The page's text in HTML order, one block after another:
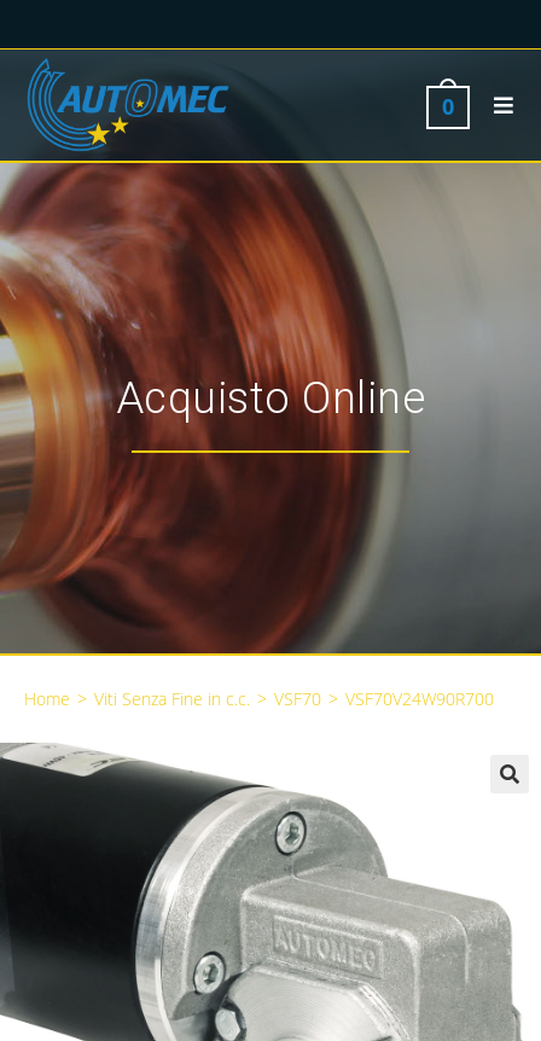
0
Acquisto Online
Home > Viti Senza Fine in c.c. > VSF70 > VSF70V24W90R700